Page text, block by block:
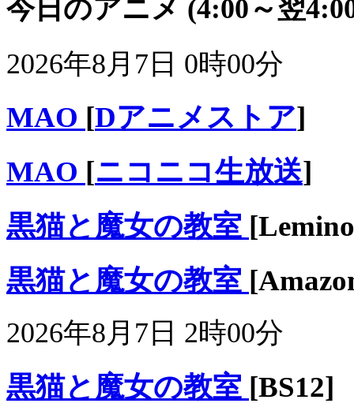
今日のアニメ (4:00～翌
2026年8月7日 0時00分
MAO [Dアニメストア]
MAO [ニコニコ生放送]
黒猫と魔女の教室
黒猫と魔女の教室
2026年8月7日 2時00分
黒猫と魔女の教室 [BS12]